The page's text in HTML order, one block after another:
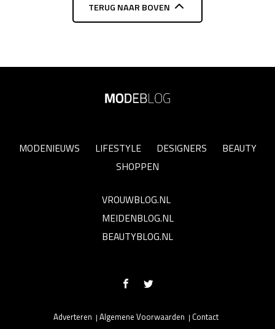
TERUG NAAR BOVEN
MODENIEUWS LIFESTYLE DESIGNERS
BEAUTY
SHOPPEN
VROUWBLOG.NL
MEIDENBLOG.NL
BEAUTYBLOG.NL
Adverteren Algemene Voorwaarden Contact